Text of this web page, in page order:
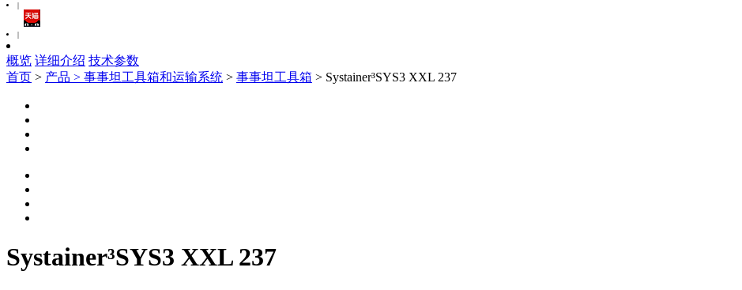
|
|
概览 详细介绍 技术参数
首页 > 产品 > 事事坦工具箱和运输系统 > 事事坦工具箱 > Systainer³SYS3 XXL 237
Systainer³SYS3 XXL 237